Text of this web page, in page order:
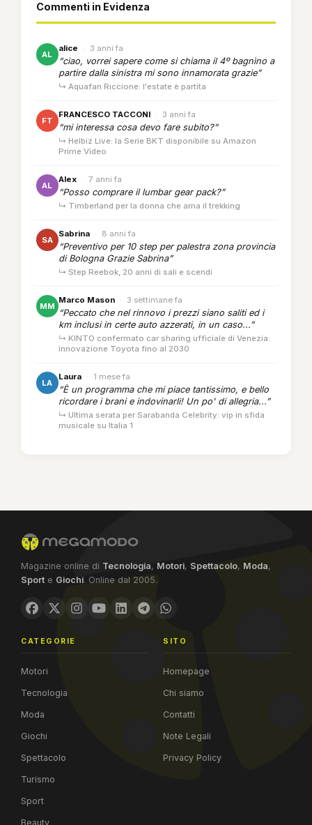
Commenti in Evidenza
AL
alice · 3 anni fa
“ciao, vorrei sapere come si chiama il 4º bagnìno a
partire dalla sinistra mi sono innamorata grazie”
↳ Aquafan Riccione: l'estate è partita
FT
FRANCESCO TACCONI · 3 anni fa
“mi interessa cosa devo fare subito?”
↳ Helbiz Live: la Serie BKT disponibile su Amazon
Prime Video
AL
Alex · 7 anni fa
“Posso comprare il lumbar gear pack?”
↳ Timberland per la donna che ama il trekking
SA
Sabrina · 8 anni fa
“Preventivo per 10 step per palestra zona provincia
di Bologna Grazie Sabrina”
↳ Step Reebok, 20 anni di sali e scendi
MM
Marco Mason · 3 settimane fa
“Peccato che nel rinnovo i prezzi siano saliti ed i
km inclusi in certe auto azzerati, in un caso...”
↳ KINTO confermato car sharing ufficiale di Venezia:
innovazione Toyota fino al 2030
LA
Laura · 1 mese fa
“È un programma che mi piace tantissimo, e bello
ricordare i brani e indovinarli! Un po' di allegria...”
↳ Ultima serata per Sarabanda Celebrity: vip in sfida
musicale su Italia 1
Magazine online di Tecnologia, Motori, Spettacolo, Moda,
Sport e Giochi. Online dal 2005.
CATEGORIE
Motori
Tecnologia
Moda
Giochi
Spettacolo
Turismo
Sport
Beauty
SITO
Homepage
Chi siamo
Contatti
Note Legali
Privacy Policy